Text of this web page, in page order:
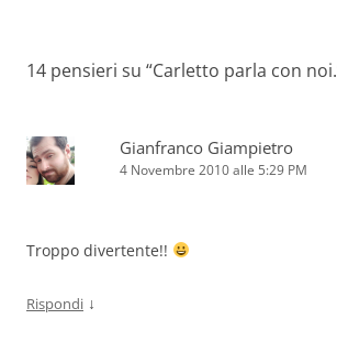
14 pensieri su “Carletto parla con noi.
Gianfranco Giampietro
4 Novembre 2010 alle 5:29 PM
Troppo divertente!!
Rispondi ↓